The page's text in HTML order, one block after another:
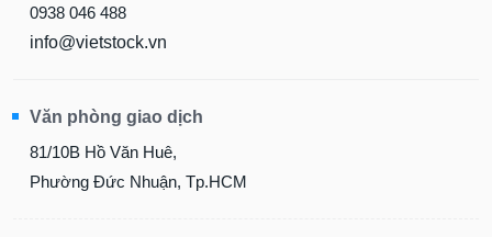
0938 046 488
info@vietstock.vn
Văn phòng giao dịch
81/10B Hồ Văn Huê,
Phường Đức Nhuận, Tp.HCM